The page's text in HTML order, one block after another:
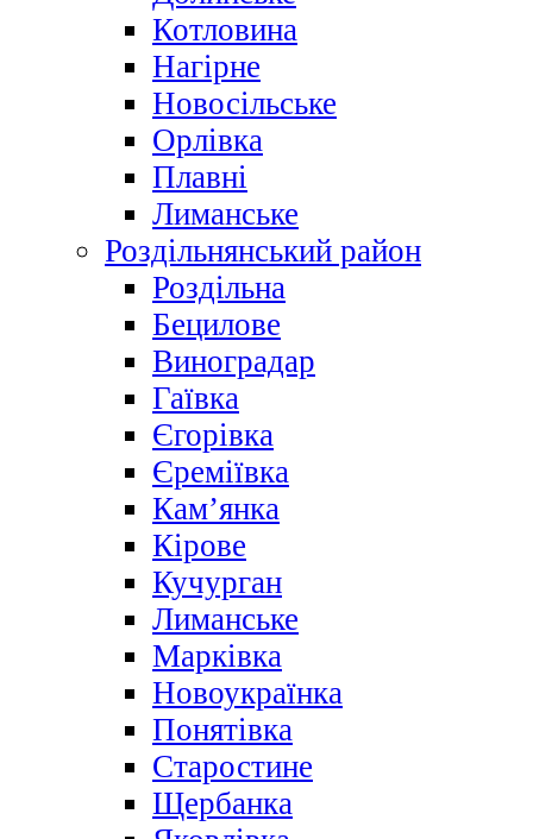
Котловина
Нагірне
Новосільське
Орлівка
Плавні
Лиманське
Роздільнянський район
Роздільна
Бецилове
Виноградар
Гаївка
Єгорівка
Єреміївка
Кам’янка
Кірове
Кучурган
Лиманське
Марківка
Новоукраїнка
Понятівка
Старостине
Щербанка